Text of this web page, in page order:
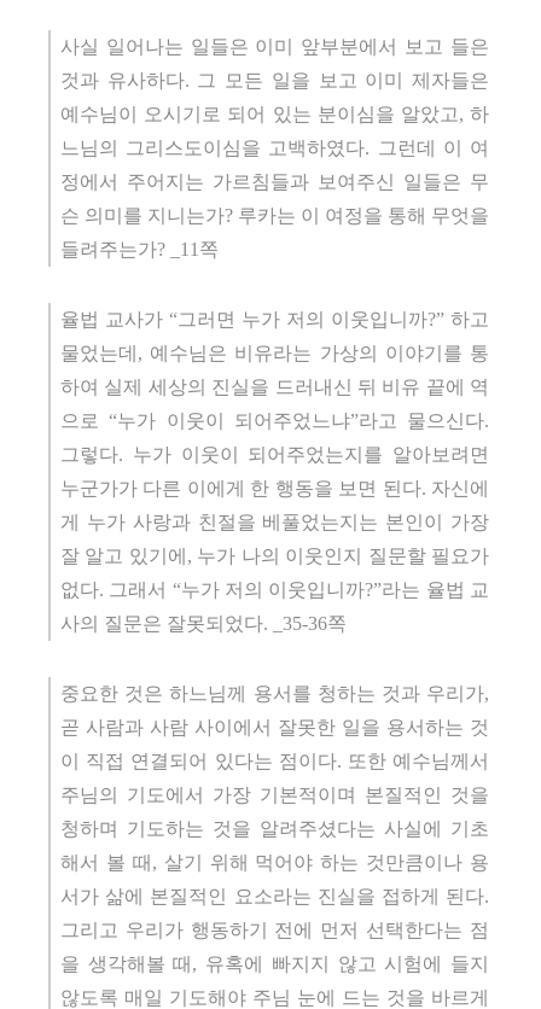
사실 일어나는 일들은 이미 앞부분에서 보고 들은
것과 유사하다. 그 모든 일을 보고 이미 제자들은
예수님이 오시기로 되어 있는 분이심을 알았고, 하
느님의 그리스도이심을 고백하였다. 그런데 이 여
정에서 주어지는 가르침들과 보여주신 일들은 무
슨 의미를 지니는가? 루카는 이 여정을 통해 무엇을
들려주는가? _11쪽
율법 교사가 “그러면 누가 저의 이웃입니까?” 하고
물었는데, 예수님은 비유라는 가상의 이야기를 통
하여 실제 세상의 진실을 드러내신 뒤 비유 끝에 역
으로 “누가 이웃이 되어주었느냐”라고 물으신다.
그렇다. 누가 이웃이 되어주었는지를 알아보려면
누군가가 다른 이에게 한 행동을 보면 된다. 자신에
게 누가 사랑과 친절을 베풀었는지는 본인이 가장
잘 알고 있기에, 누가 나의 이웃인지 질문할 필요가
없다. 그래서 “누가 저의 이웃입니까?”라는 율법 교
사의 질문은 잘못되었다. _35-36쪽
중요한 것은 하느님께 용서를 청하는 것과 우리가,
곧 사람과 사람 사이에서 잘못한 일을 용서하는 것
이 직접 연결되어 있다는 점이다. 또한 예수님께서
주님의 기도에서 가장 기본적이며 본질적인 것을
청하며 기도하는 것을 알려주셨다는 사실에 기초
해서 볼 때, 살기 위해 먹어야 하는 것만큼이나 용
서가 삶에 본질적인 요소라는 진실을 접하게 된다.
그리고 우리가 행동하기 전에 먼저 선택한다는 점
을 생각해볼 때, 유혹에 빠지지 않고 시험에 들지
않도록 매일 기도해야 주님 눈에 드는 것을 바르게